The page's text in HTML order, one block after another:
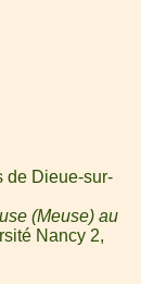
de Dieue-sur-
(Meuse) au
Nancy 2,